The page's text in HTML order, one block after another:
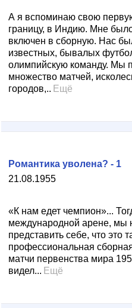
А я вспоминаю свою
границу, в Индию. Мне
включен в сборную. Нас
известных, бывалых
олимпийскую команду. Мы
множество матчей,
городов,.. Ещё
21.08.1955
Романтика уволена? - 1
«К нам едет чемпион»...
международной арене, мы
представить себе, что это
профессиональная
матчи первенства мира
видел... Ещё